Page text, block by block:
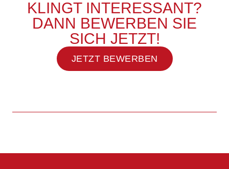
KLINGT INTERESSANT?
DANN BEWERBEN SIE
SICH JETZT!
JETZT BEWERBEN